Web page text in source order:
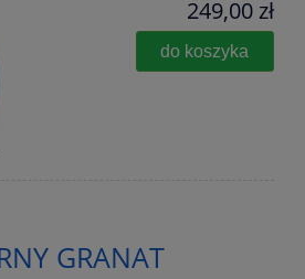
249,00 zł
do koszyka
GRANAT